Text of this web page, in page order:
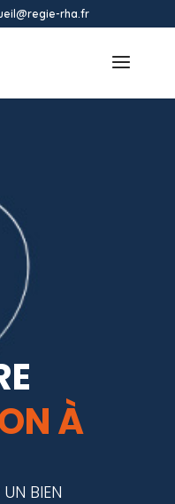
rha.fr
À
BIEN